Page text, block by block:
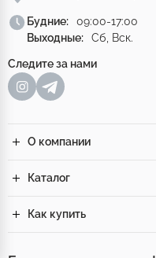
Будние:
09:00-17:00
Выходные:
Сб, Вск.
Следите за нами
О компании
Каталог
Как купить